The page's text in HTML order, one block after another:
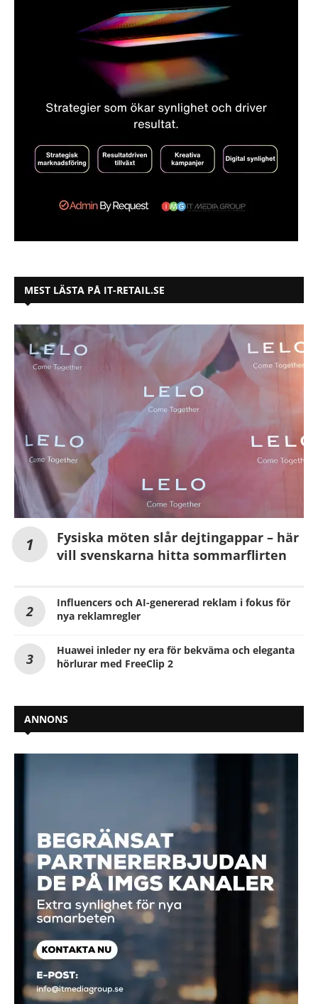
MEST LÄSTA PÅ IT-RETAIL.SE
Fysiska möten slår dejtingappar – här
vill svenskarna hitta sommarflirten
Influencers och AI-genererad reklam i fokus för
nya reklamregler
Huawei inleder ny era för bekväma och eleganta
hörlurar med FreeClip 2
ANNONS